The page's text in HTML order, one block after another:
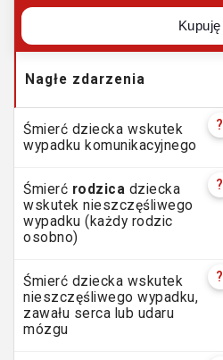
Kupuję
Nagłe zdarzenia
Śmierć dziecka wskutek
wypadku komunikacyjnego
?
Śmierć rodzica dziecka
wskutek nieszczęśliwego
wypadku (każdy rodzic
osobno)
?
Śmierć dziecka wskutek
nieszczęśliwego wypadku,
zawału serca lub udaru
mózgu
?